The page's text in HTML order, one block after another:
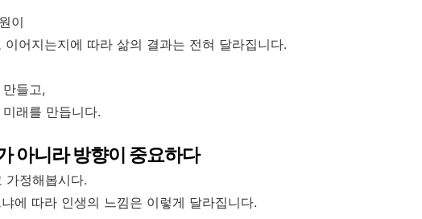
이
어지는지에 따라 삶의 결과는 전혀 달라집니다.
들고,
래를 만듭니다.
아니라 방향이 중요하다
가정해봅시다.
에 따라 인생의 느낌은 이렇게 달라집니다.